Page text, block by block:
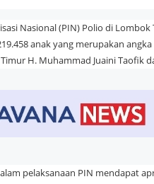
Nasional (PIN) Polio di
anak yang merupakan
H. Muhammad Juaini Taofik
pelaksanaan PIN mendapat